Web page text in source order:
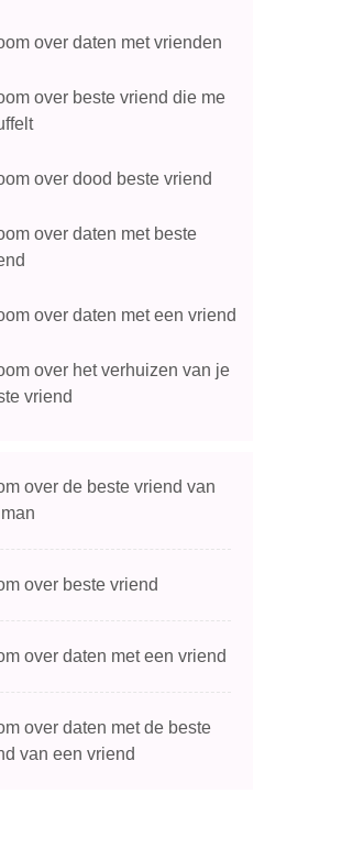
over daten met vrienden
over beste vriend die me
over dood beste vriend
over daten met beste
over daten met een vriend
over het verhuizen van je
vriend
over de beste vriend van
over beste vriend
over daten met een vriend
over daten met de beste
van een vriend